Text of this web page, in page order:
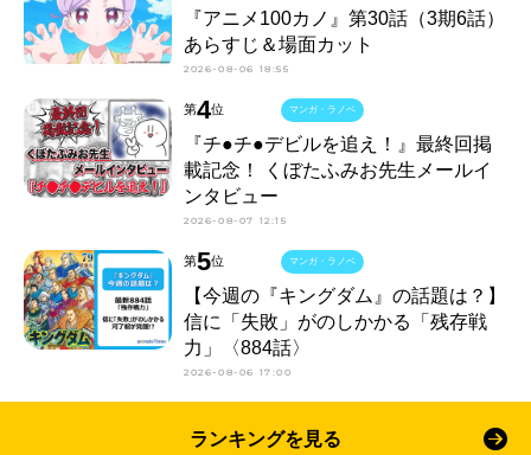
『アニメ100カノ』第30話（3期6話）
あらすじ＆場面カット
2026-08-06 18:55
第4位
『チ●チ●デビルを追え！』最終回掲
載記念！ くぼたふみお先生メールイ
ンタビュー
2026-08-07 12:15
マンガ・ラノベ
第5位
【今週の『キングダム』の話題は？】
信に「失敗」がのしかかる「残存戦
力」〈884話〉
2026-08-06 17:00
マンガ・ラノベ
ランキングを見る